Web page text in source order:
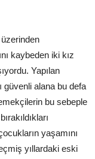
kaybeden iki kız
Yapılan
güvenli alana bu defa
bu sebeple
yaşamını
yıllardaki eski